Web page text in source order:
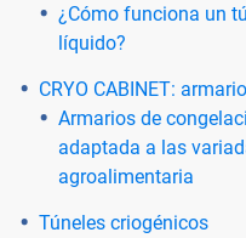
¿Cómo funciona un
líquido?
CRYO CABINET:
Armarios de
adaptada a las
agroalimentaria
Túneles criogénicos